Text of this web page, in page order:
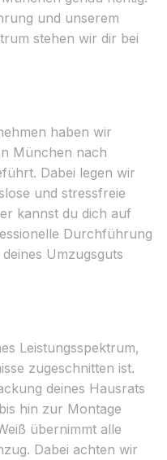
und unserem
stehen wir dir bei
haben wir
München nach
Dabei legen wir
und stressfreie
kannst du dich auf
Durchführung
Umzugsguts
Leistungsspektrum,
zugeschnitten ist.
deines Hausrats
hin zur Montage
übernimmt alle
Dabei achten wir